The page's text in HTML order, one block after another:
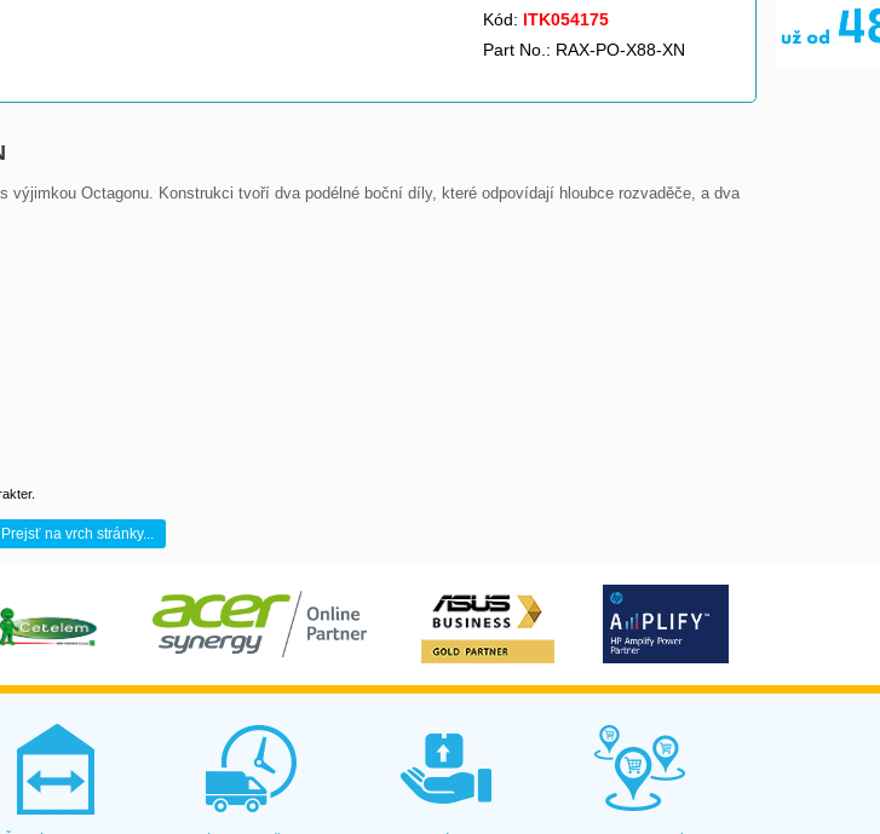
Kód: ITK054175
Part No.: RAX-PO-X88-XN
Octagonu. Konstrukci tvoří dva podélné boční díly, které odpovídají hloubce rozvaděče, a dva
Prejsť na vrch stránky...